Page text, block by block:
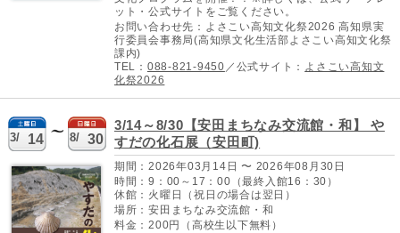
ット・公式サイトをご覧ください。
お問い合わせ先：よさこい高知文化祭2026 高知県実
行委員会事務局(高知県文化生活部よさこい高知文化祭
課内)
TEL： 088-821-9450 ／公式サイト： よさこい高知文
化祭2026
3/ 14 8/ 30
3/14～8/30【安田まちなみ交流館・和】 や
すだの化石展（安田町)
期間：2026年03月14日 〜 2026年08月30日
時間：9：00～17：00（最終入館16：30）
休館：火曜日（祝日の場合は翌日）
場所：安田まちなみ交流館・和
料金：200円（高校生以下無料）